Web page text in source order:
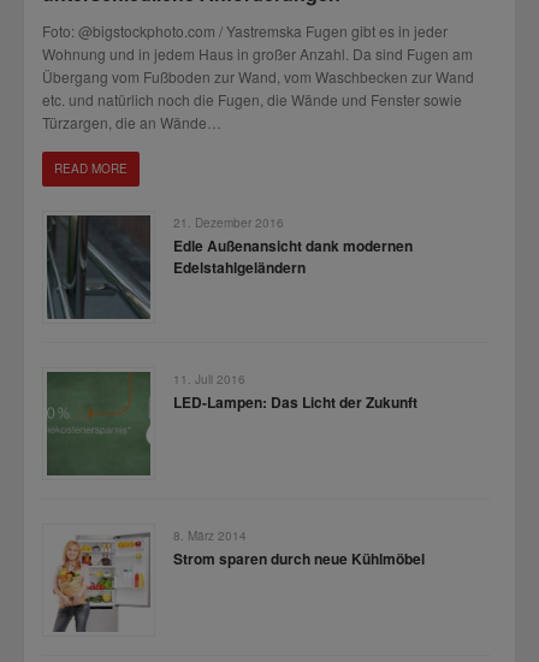
Foto: @bigstockphoto.com / Yastremska Fugen gibt es in jeder
Wohnung und in jedem Haus in großer Anzahl. Da sind Fugen am
Übergang vom Fußboden zur Wand, vom Waschbecken zur Wand
etc. und natürlich noch die Fugen, die Wände und Fenster sowie
Türzargen, die an Wände…
READ MORE
21. Dezember 2016
Edle Außenansicht dank modernen
Edelstahlgeländern
11. Juli 2016
LED-Lampen: Das Licht der Zukunft
8. März 2014
Strom sparen durch neue Kühlmöbel